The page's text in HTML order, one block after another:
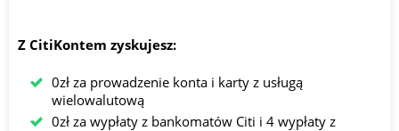
Z CitiKontem zyskujesz:
0zł za prowadzenie konta i karty z usługą
wielowalutową
0zł za wypłaty z bankomatów Citi i 4 wypłaty z